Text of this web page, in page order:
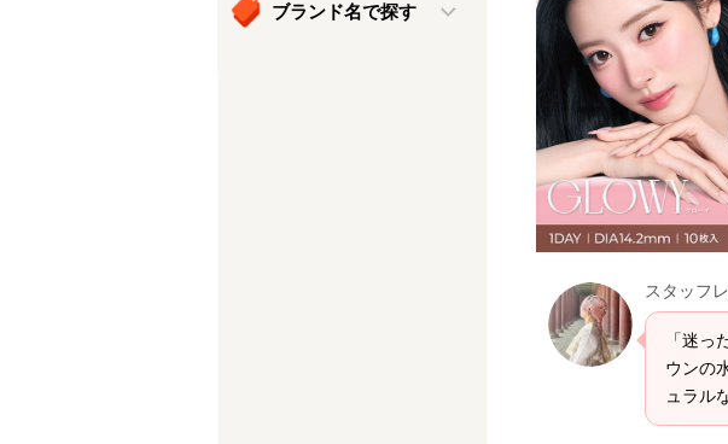
ブランド名で探す
グレーシャトン
詳細をCHECK
ハヌルブルー
詳細をCHECK
スタッフ
「迷
ウンの
ュラル